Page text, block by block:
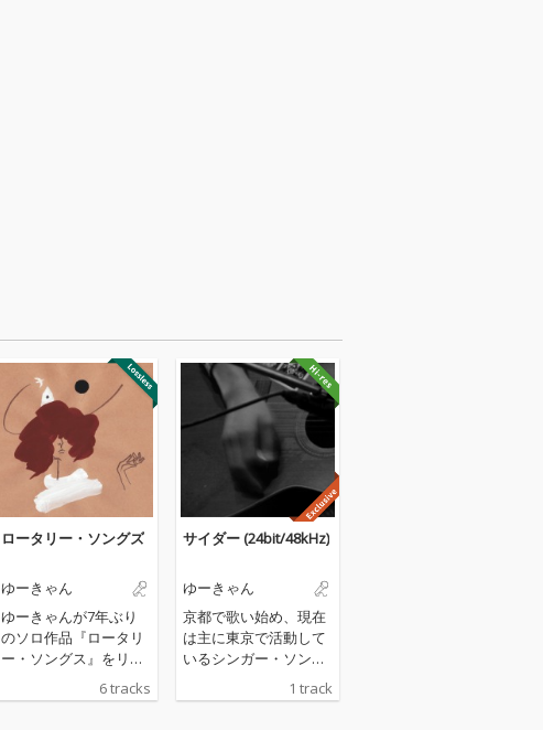
ロータリー・ソングズ
ゆーきゃん
ゆーきゃんが7年ぶり
のソロ作品『ロータリ
ー・ソングス』をリリ
ース。トラック1から5
は、2年弱の東京在住
6 tracks
サイダー (24bit/48kHz)
ゆーきゃん
京都で歌い始め、現在
は主に東京で活動して
いるシンガー・ソン
ド・フォーク/サッド・
1 track